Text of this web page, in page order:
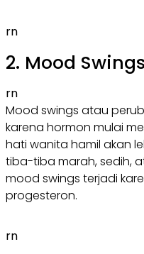
rn
2. Mood Swings
rn
Mood swings atau
karena hormon mulai
hati wanita hamil akan
tiba-tiba marah, sedih,
mood swings terjadi
progesteron.
rn